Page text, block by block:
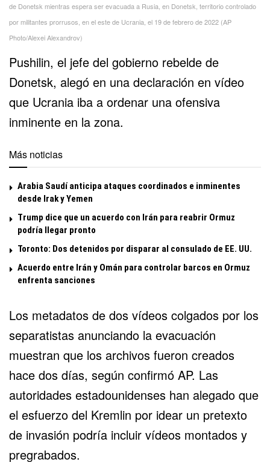
de Donetsk mientras espera ser evacuada a Rusia, en Donetsk, territorio controlado
por militantes prorrusos, en el este de Ucrania, el 19 de febrero de 2022 (AP
Photo/Alexei Alexandrov)
Pushilin, el jefe del gobierno rebelde de
Donetsk, alegó en una declaración en vídeo
que Ucrania iba a ordenar una ofensiva
inminente en la zona.
Más noticias
Arabia Saudí anticipa ataques coordinados e inminentes
desde Irak y Yemen
Trump dice que un acuerdo con Irán para reabrir Ormuz
podría llegar pronto
Toronto: Dos detenidos por disparar al consulado de EE. UU.
Acuerdo entre Irán y Omán para controlar barcos en Ormuz
enfrenta sanciones
Los metadatos de dos vídeos colgados por los
separatistas anunciando la evacuación
muestran que los archivos fueron creados
hace dos días, según confirmó AP. Las
autoridades estadounidenses han alegado que
el esfuerzo del Kremlin por idear un pretexto
de invasión podría incluir vídeos montados y
pregrabados.